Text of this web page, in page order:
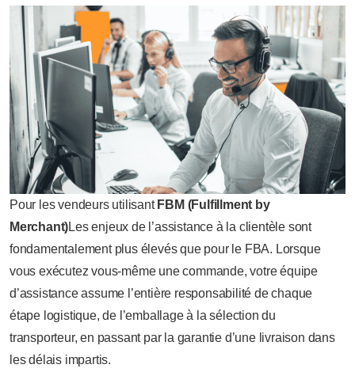
Pour les vendeurs utilisant FBM (Fulfillment by
Merchant)Les enjeux de l’assistance à la clientèle sont
fondamentalement plus élevés que pour le FBA. Lorsque
vous exécutez vous-même une commande, votre équipe
d’assistance assume l’entière responsabilité de chaque
étape logistique, de l’emballage à la sélection du
transporteur, en passant par la garantie d’une livraison dans
les délais impartis.